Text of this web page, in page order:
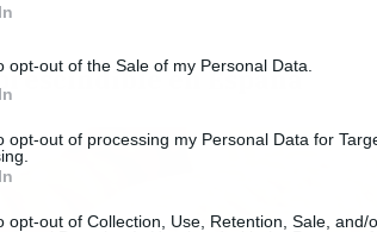
opt-out of the Sale of my Personal Data.
opt-out of processing my Personal Data for
opt-out of Collection, Use, Retention, Sale, and/
en España